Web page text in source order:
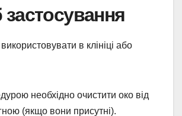
застосування
в клініці або
необхідно очистити око від
(якщо вони присутні).